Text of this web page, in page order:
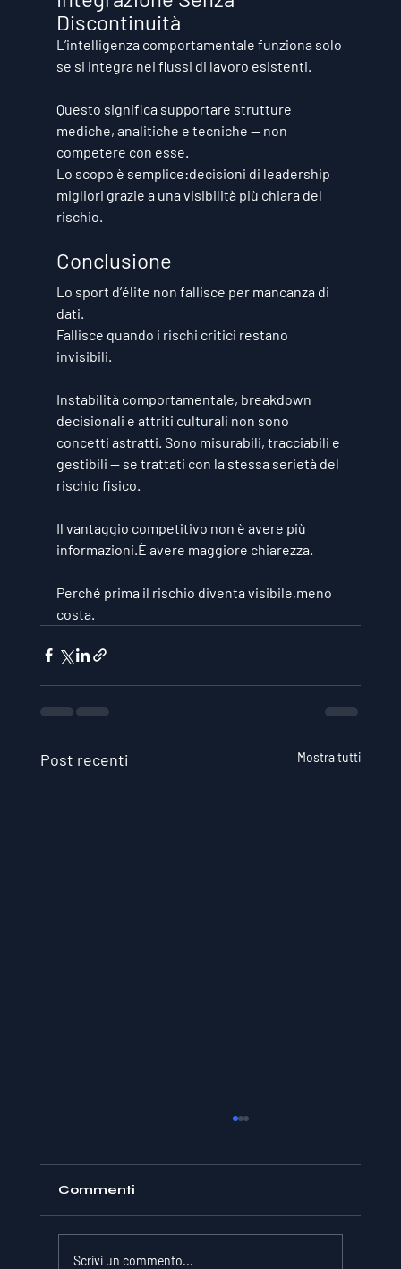
Discontinuità
L’intelligenza comportamentale funziona solo
se si integra nei flussi di lavoro esistenti.
Questo significa supportare strutture
mediche, analitiche e tecniche — non
competere con esse.
Lo scopo è semplice:decisioni di leadership
migliori grazie a una visibilità più chiara del
rischio.
Conclusione
Lo sport d’élite non fallisce per mancanza di
dati.
Fallisce quando i rischi critici restano
invisibili.
Instabilità comportamentale, breakdown
decisionali e attriti culturali non sono
concetti astratti. Sono misurabili, tracciabili e
gestibili — se trattati con la stessa serietà del
rischio fisico.
Il vantaggio competitivo non è avere più
informazioni.È avere maggiore chiarezza.
Perché prima il rischio diventa visibile,meno
costa.
Post recenti Mostra tutti
Commenti
Scrivi un commento...